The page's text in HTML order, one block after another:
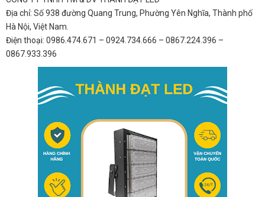
Địa chỉ: Số 938 đường Quang Trung, Phường Yên Nghĩa, Thành phố
Hà Nội, Việt Nam.
Điện thoại: 0986.474.671 – 0924.734.666 – 0867.224.396 –
0867.933.396